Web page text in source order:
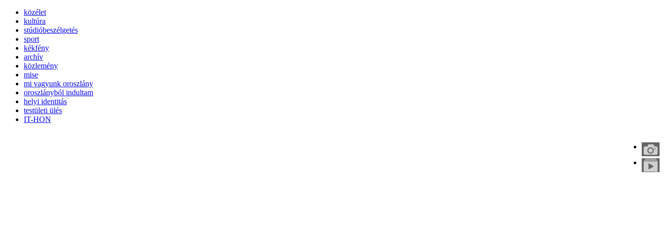
közélet
kultúra
stúdióbeszélgetés
sport
kékfény
archív
közlemény
mise
mi vagyunk oroszlány
oroszlányból indultam
helyi identitás
testületi ülés
IT-HON